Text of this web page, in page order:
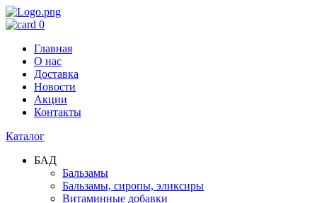
0
Главная
О нас
Доставка
Новости
Акции
Контакты
Каталог
БАД
Бальзамы
Бальзамы, сиропы, эликсиры
Витаминные добавки